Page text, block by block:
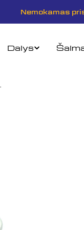
Nemokamas
Dalys